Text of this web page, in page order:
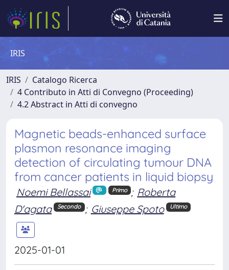
IRIS
IRIS
Catalogo Ricerca
4 Contributo in Atti di Convegno (Proceeding)
4.2 Abstract in Atti di convegno
Magnetic beads-enhanced surface
plasmon resonance imaging
detection of circulating tumour DNA
from cancer patients in liquid biopsy
Noemi Bellassai Primo ; Roberta
D'agata
Secondo ; Giuseppe Spoto Ultimo
2025-01-01